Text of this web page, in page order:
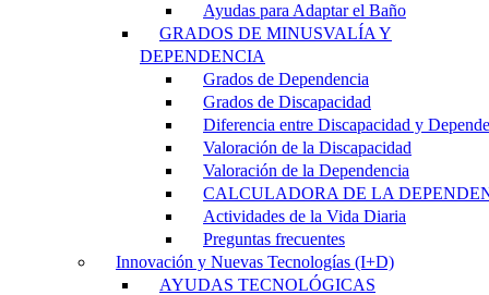
Ayudas para Adaptar el Baño
GRADOS DE MINUSVALÍA Y
DEPENDENCIA
Grados de Dependencia
Grados de Discapacidad
Diferencia entre Discapacidad y
Valoración de la Discapacidad
Valoración de la Dependencia
CALCULADORA DE LA
Actividades de la Vida Diaria
Preguntas frecuentes
Innovación y Nuevas Tecnologías (I+D)
AYUDAS TECNOLÓGICAS